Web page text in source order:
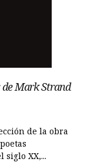
de Mark Strand
de la obra
XX,...